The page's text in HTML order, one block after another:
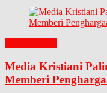
Media Kristiani
Memberi